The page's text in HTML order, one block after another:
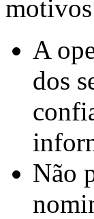
A
dos
Não